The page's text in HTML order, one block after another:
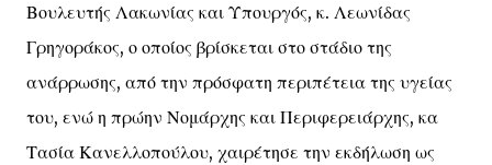
Βουλευτής Λακωνίας και Υπουργός, κ. Λεωνίδας
Γρηγοράκος, ο οποίος βρίσκεται στο στάδιο της
ανάρρωσης, από την πρόσφατη περιπέτεια της υγείας
του, ενώ η πρώην Νομάρχης και Περιφερειάρχης, κα
Τασία Κανελλοπούλου, χαιρέτησε την εκδήλωση ως